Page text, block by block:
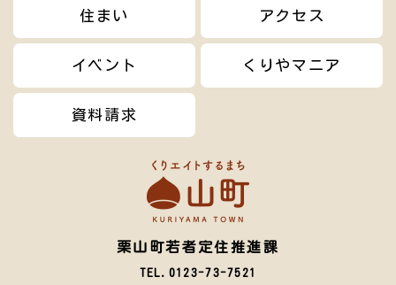
住まい アクセス
イベント くりやマニア
資料請求
栗山町若者定住推進課
TEL.0123-73-7521